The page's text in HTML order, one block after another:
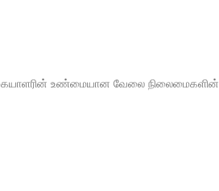
உண்மையான வேலை நிலைமைகளின்